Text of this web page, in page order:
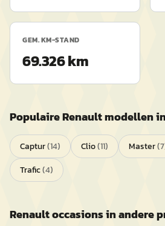
GEM. KM-STAND
69.326 km
PopulaireRenaultmodellen
Captur(14) Clio(11) Master(7
Trafic(4)
Renaultoccasions in andere